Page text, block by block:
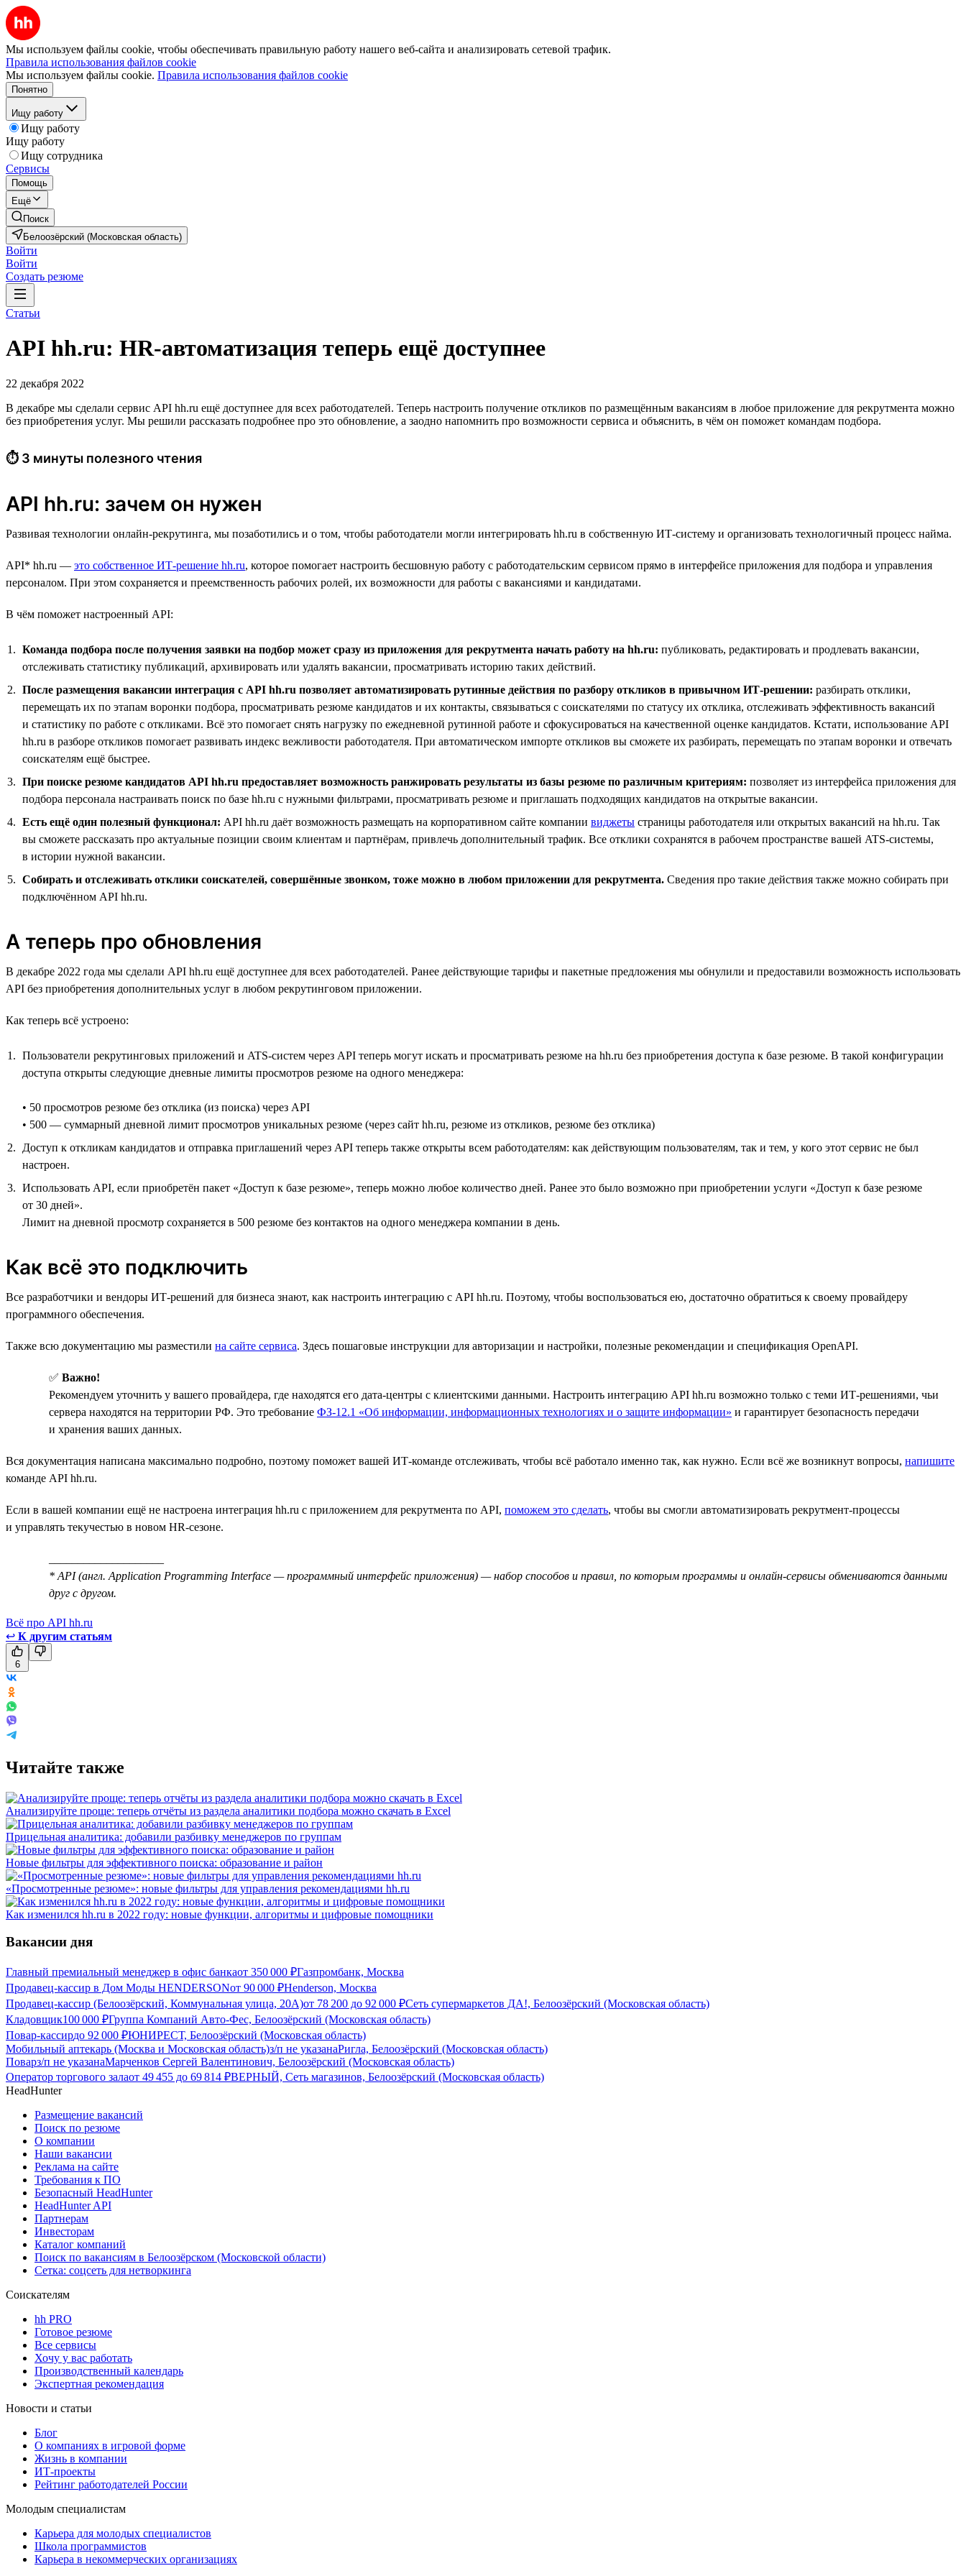
Мы используем файлы cookie, чтобы обеспечивать правильную работу нашего веб-сайта и анализировать сетевой трафик.
Правила использования файлов cookie
Мы используем файлы cookie. Правила использования файлов cookie
Понятно
Ищу работу
Ищу работу
Ищу работу
Ищу сотрудника
Сервисы
Помощь
Ещё
Поиск
Белоозёрский (Московская область)
Войти
Войти
Создать резюме
Статьи
API hh.ru: HR-автоматизация теперь ещё доступнее
22 декабря 2022
В декабре мы сделали сервис API hh.ru ещё доступнее для всех работодателей. Теперь настроить получение откликов по размещённым вакансиям в любое приложение для рекрутмента можно
без приобретения услуг. Мы решили рассказать подробнее про это обновление, а заодно напомнить про возможности сервиса и объяснить, в чём он поможет командам подбора.
⏱ 3 минуты полезного чтения
API hh.ru: зачем он нужен
Развивая технологии онлайн-рекрутинга, мы позаботились и о том, чтобы работодатели могли интегрировать hh.ru в собственную ИТ-систему и организовать технологичный процесс найма.
API* hh.ru — это собственное ИТ-решение hh.ru, которое помогает настроить бесшовную работу с работодательским сервисом прямо в интерфейсе приложения для подбора и управления
персоналом. При этом сохраняется и преемственность рабочих ролей, их возможности для работы с вакансиями и кандидатами.
В чём поможет настроенный API:
Команда подбора после получения заявки на подбор может сразу из приложения для рекрутмента начать работу на hh.ru: публиковать, редактировать и продлевать вакансии,
отслеживать статистику публикаций, архивировать или удалять вакансии, просматривать историю таких действий.
После размещения вакансии интеграция с API hh.ru позволяет автоматизировать рутинные действия по разбору откликов в привычном ИТ-решении: разбирать отклики,
перемещать их по этапам воронки подбора, просматривать резюме кандидатов и их контакты, связываться с соискателями по статусу их отклика, отслеживать эффективность вакансий
и статистику по работе с откликами. Всё это помогает снять нагрузку по ежедневной рутинной работе и сфокусироваться на качественной оценке кандидатов. Кстати, использование API
hh.ru в разборе откликов помогает развивать индекс вежливости работодателя. При автоматическом импорте откликов вы сможете их разбирать, перемещать по этапам воронки и отвечать
соискателям ещё быстрее.
При поиске резюме кандидатов API hh.ru предоставляет возможность ранжировать результаты из базы резюме по различным критериям: позволяет из интерфейса приложения для
подбора персонала настраивать поиск по базе hh.ru с нужными фильтрами, просматривать резюме и приглашать подходящих кандидатов на открытые вакансии.
Есть ещё один полезный функционал: API hh.ru даёт возможность размещать на корпоративном сайте компании виджеты страницы работодателя или открытых вакансий на hh.ru. Так
вы сможете рассказать про актуальные позиции своим клиентам и партнёрам, привлечь дополнительный трафик. Все отклики сохранятся в рабочем пространстве вашей ATS-системы,
в истории нужной вакансии.
Собирать и отслеживать отклики соискателей, совершённые звонком, тоже можно в любом приложении для рекрутмента. Сведения про такие действия также можно собирать при
подключённом API hh.ru.
А теперь про обновления
В декабре 2022 года мы сделали API hh.ru ещё доступнее для всех работодателей. Ранее действующие тарифы и пакетные предложения мы обнулили и предоставили возможность использовать
API без приобретения дополнительных услуг в любом рекрутинговом приложении.
Как теперь всё устроено:
Пользователи рекрутинговых приложений и ATS-систем через API теперь могут искать и просматривать резюме на hh.ru без приобретения доступа к базе резюме. В такой конфигурации
доступа открыты следующие дневные лимиты просмотров резюме на одного менеджера:
• 50 просмотров резюме без отклика (из поиска) через API
• 500 — суммарный дневной лимит просмотров уникальных резюме (через сайт hh.ru, резюме из откликов, резюме без отклика)
Доступ к откликам кандидатов и отправка приглашений через API теперь также открыты всем работодателям: как действующим пользователям, так и тем, у кого этот сервис не был
настроен.
Использовать API, если приобретён пакет «Доступ к базе резюме», теперь можно любое количество дней. Ранее это было возможно при приобретении услуги «Доступ к базе резюме
от 30 дней».
Лимит на дневной просмотр сохраняется в 500 резюме без контактов на одного менеджера компании в день.
Как всё это подключить
Все разработчики и вендоры ИТ-решений для бизнеса знают, как настроить интеграцию с API hh.ru. Поэтому, чтобы воспользоваться ею, достаточно обратиться к своему провайдеру
программного обеспечения.
Также всю документацию мы разместили на сайте сервиса. Здесь пошаговые инструкции для авторизации и настройки, полезные рекомендации и спецификация OpenAPI.
✅ Важно!
Рекомендуем уточнить у вашего провайдера, где находятся его дата-центры с клиентскими данными. Настроить интеграцию API hh.ru возможно только с теми ИТ-решениями, чьи
сервера находятся на территории РФ. Это требование ФЗ-12.1 «Об информации, информационных технологиях и о защите информации» и гарантирует безопасность передачи
и хранения ваших данных.
Вся документация написана максимально подробно, поэтому поможет вашей ИТ-команде отслеживать, чтобы всё работало именно так, как нужно. Если всё же возникнут вопросы, напишите
команде API hh.ru.
Если в вашей компании ещё не настроена интеграция hh.ru с приложением для рекрутмента по API, поможем это сделать, чтобы вы смогли автоматизировать рекрутмент-процессы
и управлять текучестью в новом HR-сезоне.
* API (англ. Application Programming Interface — программный интерфейс приложения) — набор способов и правил, по которым программы и онлайн-сервисы обмениваются данными
друг с другом.
Всё про API hh.ru
↩ К другим статьям
6
Читайте также
Анализируйте проще: теперь отчёты из раздела аналитики подбора можно скачать в Excel
Прицельная аналитика: добавили разбивку менеджеров по группам
Новые фильтры для эффективного поиска: образование и район
«Просмотренные резюме»: новые фильтры для управления рекомендациями hh.ru
Как изменился hh.ru в 2022 году: новые функции, алгоритмы и цифровые помощники
Вакансии дня
Главный премиальный менеджер в офис банкаот 350 000 ₽Газпромбанк, Москва
Продавец-кассир в Дом Моды HENDERSONот 90 000 ₽Henderson, Москва
Продавец-кассир (Белоозёрский, Коммунальная улица, 20А)от 78 200 до 92 000 ₽Сеть супермаркетов ДА!, Белоозёрский (Московская область)
Кладовщик100 000 ₽Группа Компаний Авто-Фес, Белоозёрский (Московская область)
Повар-кассирдо 92 000 ₽ЮНИРЕСТ, Белоозёрский (Московская область)
Мобильный аптекарь (Москва и Московская область)з/п не указанаРигла, Белоозёрский (Московская область)
Поварз/п не указанаМарченков Сергей Валентинович, Белоозёрский (Московская область)
Оператор торгового залаот 49 455 до 69 814 ₽ВЕРНЫЙ, Сеть магазинов, Белоозёрский (Московская область)
HeadHunter
Размещение вакансий
Поиск по резюме
О компании
Наши вакансии
Реклама на сайте
Требования к ПО
Безопасный HeadHunter
HeadHunter API
Партнерам
Инвесторам
Каталог компаний
Поиск по вакансиям в Белоозёрском (Московской области)
Сетка: соцсеть для нетворкинга
Соискателям
hh PRO
Готовое резюме
Все сервисы
Хочу у вас работать
Производственный календарь
Экспертная рекомендация
Новости и статьи
Блог
О компаниях в игровой форме
Жизнь в компании
ИТ-проекты
Рейтинг работодателей России
Молодым специалистам
Карьера для молодых специалистов
Школа программистов
Карьера в некоммерческих организациях